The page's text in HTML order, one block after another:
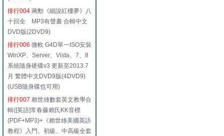
排行004 蔣勳《細說紅樓夢》八
十回全 MP3有聲書 合輯中文
DVD版(2DVD9)
排行006 微軟 G4D單一ISO安裝
WinXP、Server、Vista、7、8
系統隨身硬碟v3 更新至2013.7
月 繁體中文DVD9版(4DVD9)
(USB隨身碟也可用)
排行007 賴世雄數套英文教學合
輯([英語]常春藤賴氏KK音標
(PDF+MP3)+《賴世雄美國英語
教程》入門、初級、中高級全套